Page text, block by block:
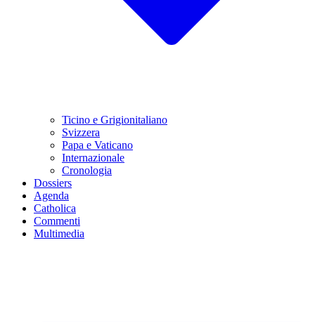
Ticino e Grigionitaliano
Svizzera
Papa e Vaticano
Internazionale
Cronologia
Dossiers
Agenda
Catholica
Commenti
Multimedia